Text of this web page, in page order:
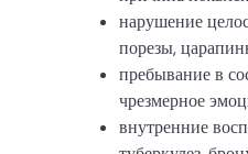
нарушение
порезы,
пребывание в
чрезмерное
внутренние